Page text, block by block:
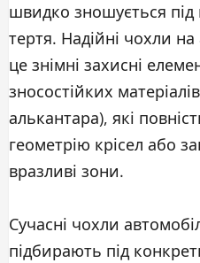
швидко зношується під
тертя. Надійні чохли на
це знімні захисні
зносостійких
алькантара), які
геометрію крісел або
вразливі зони.
Сучасні чохли
підбирають під